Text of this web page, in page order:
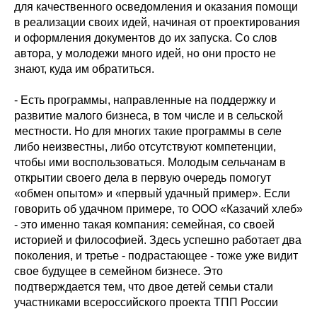
для качественного осведомления и оказания помощи
в реализации своих идей, начиная от проектирования
и оформления документов до их запуска. Со слов
автора, у молодежи много идей, но они просто не
знают, куда им обратиться.
- Есть программы, направленные на поддержку и
развитие малого бизнеса, в том числе и в сельской
местности. Но для многих такие программы в селе
либо неизвестны, либо отсутствуют компетенции,
чтобы ими воспользоваться. Молодым сельчанам в
открытии своего дела в первую очередь помогут
«обмен опытом» и «первый удачный пример». Если
говорить об удачном примере, то ООО «Казачий хлеб»
- это именно такая компания: семейная, со своей
историей и философией. Здесь успешно работает два
поколения, и третье - подрастающее - тоже уже видит
свое будущее в семейном бизнесе. Это
подтверждается тем, что двое детей семьи стали
участниками всероссийского проекта ТПП России